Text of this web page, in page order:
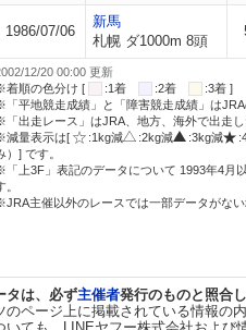
1986/07/06
新馬
札幌 ダ1000m 8頭
12/20 00:00 更新
着順の色分け [
:1着 :2着
:3着 ]
「平地競走成績」と「障害競走成績」はJRA
「出走レース」はJRA、地方、海外で出走し
減量表示は[
:1kg減 :2kg減 :3kg減
）] です。
「上3F」表記のデータについて 1993年4月
。
主催以外のレースでは一部データがない
タは、必ず主催者発行のものと照合
のページ上に掲載されている情報